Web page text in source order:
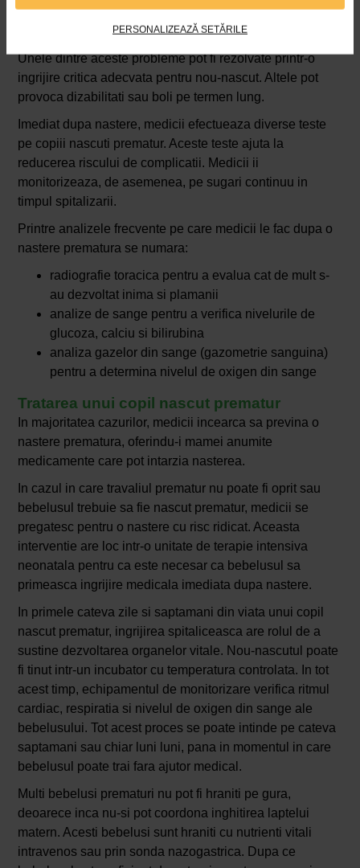
PERSONALIZEAZĂ SETĂRILE
Unele dintre aceste probleme pot fi rezolvate printr-o
ingrijire critica adecvata pentru nou-nascut. Altele pot
provoca dizabilitati sau boli pe termen lung.
Imediat dupa nastere, medicii efectueaza diverse teste
pe copiii nascuti prematur. Aceste teste ajuta la
reducerea riscului de complicatii. Medicii ii
monitorizeaza, de asemenea, pe sugari continuu in
timpul spitalizarii.
Printre analizele frecvente pe care medicii le fac dupa o
nastere prematura se numara:
radiografie toracica pentru a evalua cat de mult s-
au dezvoltat inima si plamanii
analize de sange pentru a verifica nivelurile de
glucoza, calciu si bilirubina
analiza gazelor din sange (gazometrie sanguina)
pentru a determina nivelul de oxigen din sange
Tratarea unui copil nascut prematur
In majoritatea cazurilor, medicii incearca sa previna o
nastere prematura, oferindu-i mamei anumite
medicamente care pot intarzia nasterea.
In cazul in care travaliul prematur nu poate fi oprit sau
bebelusul trebuie sa fie nascut prematur, medicii se
pregatesc pentru o nastere cu risc ridicat. Aceasta
interventie are loc intr-o unitate de terapie intensiva
neonatala pentru ca este necesar ca bebelusul sa
primeasca ingrijire medicala imediata dupa nastere.
In primele cateva zile si saptamani din viata unui copil
nascut prematur, ingrijirea spitaliceasca are rolul de a
sustine dezvoltarea organelor vitale. Nou-nascutul poate
fi tinut intr-un incubator cu temperatura controlata. In tot
acest timp, echipamentul de monitorizare verifica ritmul
cardiac, respiratia si nivelul de oxigen din sange ale
bebelusului. Tot acest proces se poate intinde pe cateva
saptamani sau chiar luni luni, pana in momentul in care
bebelusul poate trai fara ajutor medical.
Multi bebelusi prematuri nu pot fi hraniti pe gura,
deoarece inca nu-si pot coordona inghitirea laptelui
matern. Acesti bebelusi sunt hraniti cu nutrienti vitali
intravenos sau prin sonda nazogastrica. Dupa ce